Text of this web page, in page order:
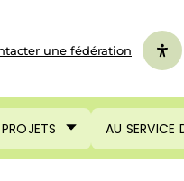
une fédération
AU SERVICE